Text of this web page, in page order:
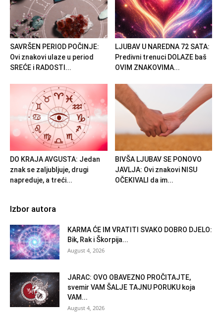
SAVRŠEN PERIOD POČINJE:
Ovi znakovi ulaze u period
SREĆE i RADOSTI...
LJUBAV U NAREDNA 72 SATA:
Predivni trenuci DOLAZE baš
OVIM ZNAKOVIMA...
DO KRAJA AVGUSTA: Jedan
znak se zaljubljuje, drugi
napreduje, a treći...
BIVŠA LJUBAV SE PONOVO
JAVLJA: Ovi znakovi NISU
OČEKIVALI da im...
Izbor autora
KARMA ĆE IM VRATITI SVAKO DOBRO DJELO:
Bik, Rak i Škorpija...
August 4, 2026
JARAC: OVO OBAVEZNO PROČITAJTE,
svemir VAM ŠALJE TAJNU PORUKU koja
VAM...
August 4, 2026